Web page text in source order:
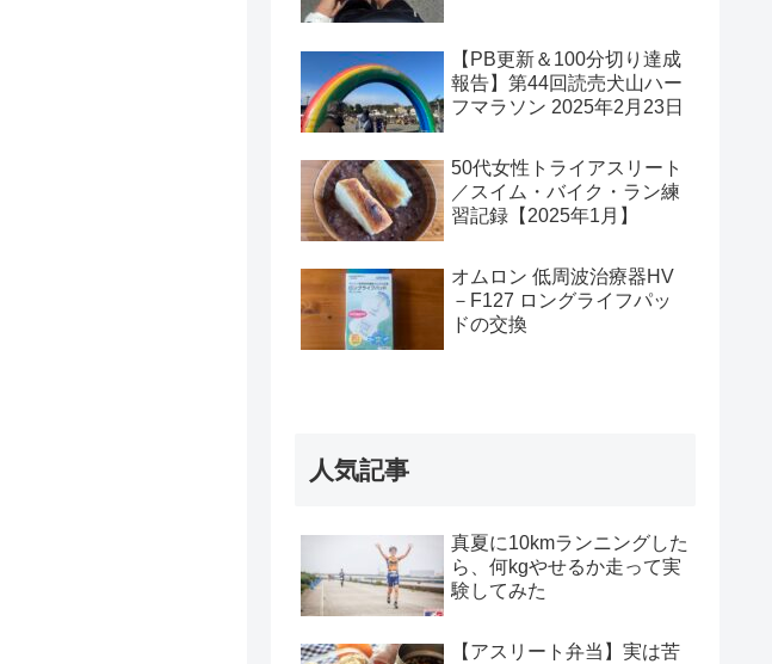
【PB更新＆100分切り達成
報告】第44回読売犬山ハー
フマラソン 2025年2月23日
50代女性トライアスリート
／スイム・バイク・ラン練
習記録【2025年1月】
オムロン 低周波治療器HV
－F127 ロングライフパッ
ドの交換
人気記事
真夏に10kmランニングした
ら、何kgやせるか走って実
験してみた
【アスリート弁当】実は苦